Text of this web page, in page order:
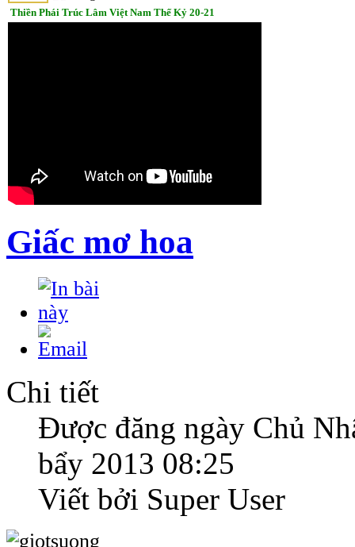
Thiền Phái Trúc Lâm Việt Nam Thế Kỷ 20-21
Giấc mơ hoa
Chi tiết
Được đăng ngày Chủ
bẩy 2013 08:25
Viết bởi Super User